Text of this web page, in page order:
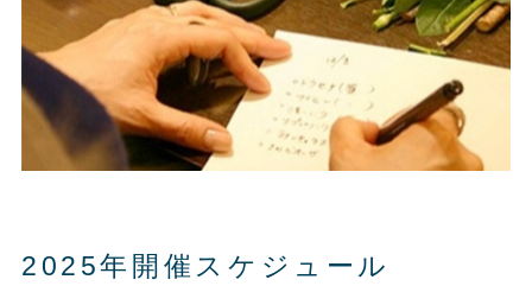
2025年開催スケジュール